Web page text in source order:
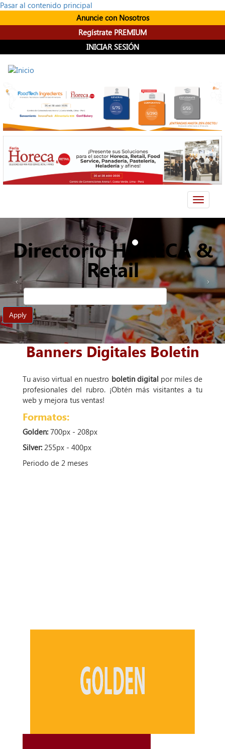
Pasar al contenido principal
Anuncie con Nosotros
Regístrate PREMIUM
INICIAR SESIÓN
Toggle
Directorio HORECA &
Retail
Apply
Banners Digitales Boletin
Tu aviso virtual en nuestro boletin digital por miles de
profesionales del rubro. ¡Obtén más visitantes a tu
web y mejora tus ventas!
Formatos:
Golden: 700px - 208px
Silver: 255px - 400px
Periodo de 2 meses